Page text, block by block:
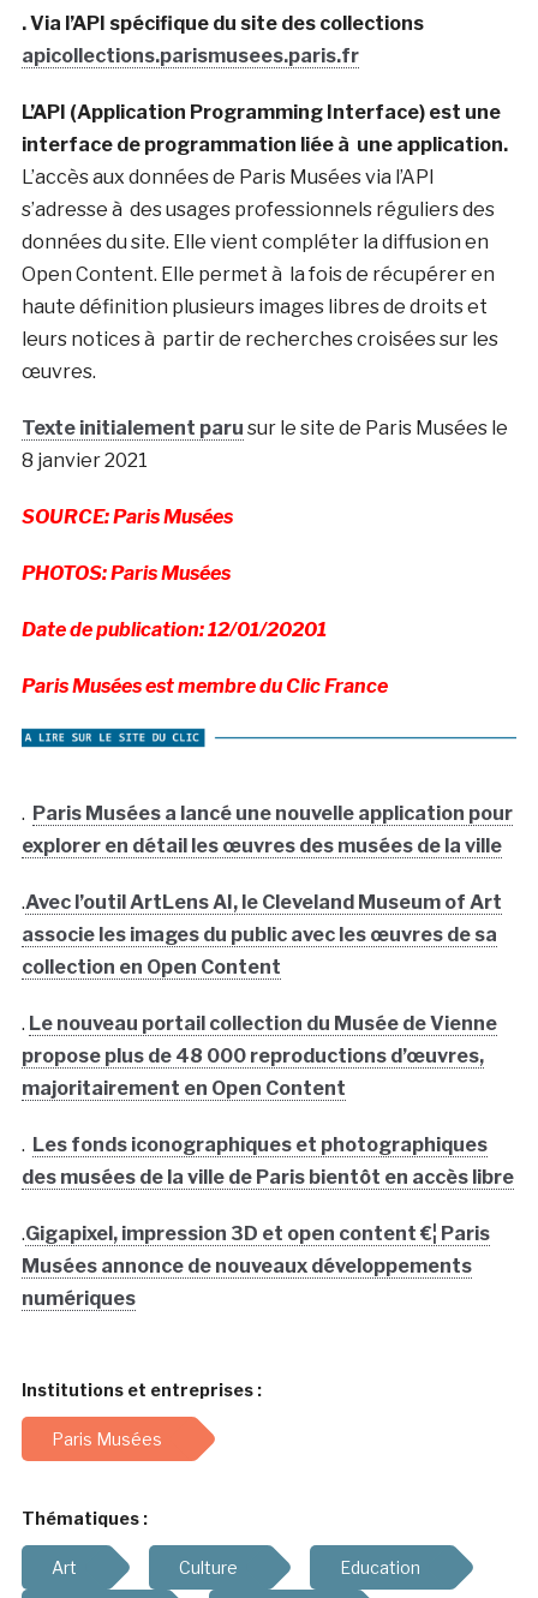
. Via l’API spécifique du site des collections
apicollections.parismusees.paris.fr
L’API (Application Programming Interface) est une
interface de programmation liée à une application.
L’accès aux données de Paris Musées via l’API
s’adresse à des usages professionnels réguliers des
données du site. Elle vient compléter la diffusion en
Open Content. Elle permet à la fois de récupérer en
haute définition plusieurs images libres de droits et
leurs notices à partir de recherches croisées sur les
œuvres.
Texte initialement paru sur le site de Paris Musées le
8 janvier 2021
SOURCE: Paris Musées
PHOTOS: Paris Musées
Date de publication: 12/01/20201
Paris Musées est membre du Clic France
. Paris Musées a lancé une nouvelle application pour
explorer en détail les œuvres des musées de la ville
.Avec l’outil ArtLens AI, le Cleveland Museum of Art
associe les images du public avec les œuvres de sa
collection en Open Content
. Le nouveau portail collection du Musée de Vienne
propose plus de 48 000 reproductions d’œuvres,
majoritairement en Open Content
. Les fonds iconographiques et photographiques
des musées de la ville de Paris bientôt en accès libre
.Gigapixel, impression 3D et open content €¦ Paris
Musées annonce de nouveaux développements
numériques
Institutions et entreprises :
Paris Musées
Thématiques :
Art Culture Education